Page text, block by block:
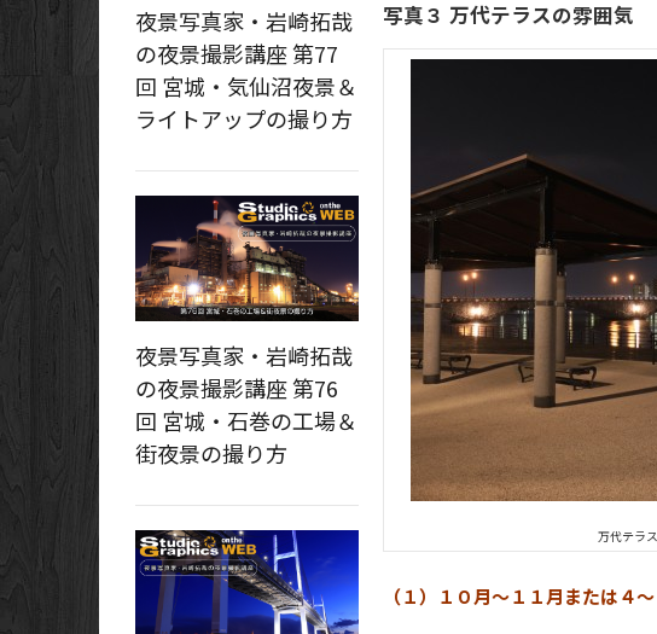
写真３ 万代テラスの雰囲気
万代テラ
（１）１０月～１１月または４
夜景写真家・岩崎拓哉
の夜景撮影講座 第77
回 宮城・気仙沼夜景＆
ライトアップの撮り方
夜景写真家・岩崎拓哉
の夜景撮影講座 第76
回 宮城・石巻の工場＆
街夜景の撮り方